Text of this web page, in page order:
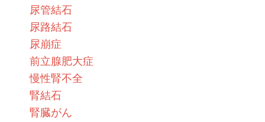
尿管結石
尿路結石
尿崩症
前立腺肥大症
慢性腎不全
腎結石
腎臓がん